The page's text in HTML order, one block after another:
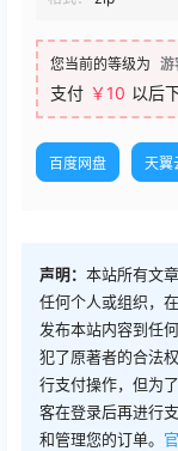
您当前的等级为 游
支付 ￥10 以后
百度网盘 天翼
声明： 本站所有文
任何个人或组织，
发布本站内容到任
犯了原著者的合法
行支付操作，但为
客在登录后再进行
和管理您的订单。